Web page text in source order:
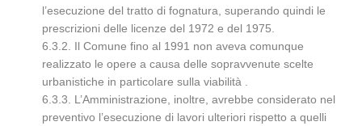
l’esecuzione del tratto di fognatura, superando quindi le
prescrizioni delle licenze del 1972 e del 1975.
6.3.2. Il Comune fino al 1991 non aveva comunque
realizzato le opere a causa delle sopravvenute scelte
urbanistiche in particolare sulla viabilità .
6.3.3. L’Amministrazione, inoltre, avrebbe considerato nel
preventivo l’esecuzione di lavori ulteriori rispetto a quelli